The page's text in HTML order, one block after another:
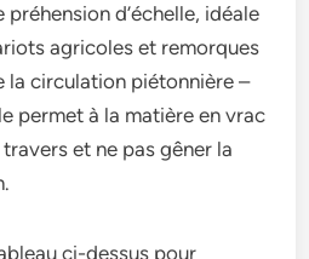
d’échelle, idéale
agricoles et remorques
la circulation piétonnière –
permet à la matière en vrac
et ne pas gêner la
ci-dessus pour